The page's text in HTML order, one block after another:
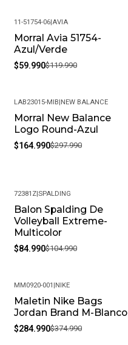
-50%
11-51754-06| AVIA
Morral Avia 51754-
Azul/Verde
$59.990$119.990
-45%
LAB23015-MIB NEW BALANCE
Morral New Balance
Logo Round-Azul
$164.990$297.990
-19%
72381Z|SPALDING
Balon Spalding De
Volleyball Extreme-
Multicolor
$84.990$104.990
-24%
MM0920-001 |NIKE
Maletin Nike Bags
Jordan Brand M-Blanco
$284.990$374.990